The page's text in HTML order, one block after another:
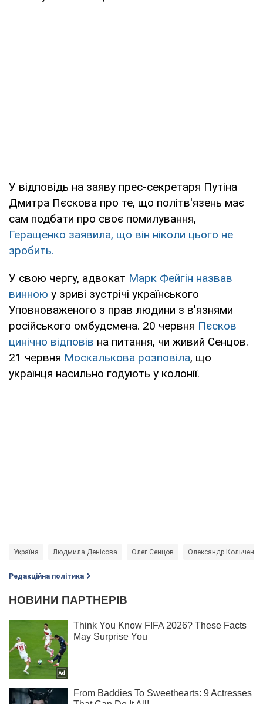
У відповідь на заяву прес-секретаря Путіна
Дмитра Пєскова про те, що політв'язень має
сам подбати про своє помилування,
Геращенко заявила, що він ніколи цього не
зробить.
У свою чергу, адвокат Марк Фейгін назвав
винною у зриві зустрічі українського
Уповноваженого з прав людини з в'язнями
російського омбудсмена. 20 червня Пєсков
цинічно відповів на питання, чи живий Сенцов.
21 червня Москалькова розповіла, що
українця насильно годують у колонії.
Україна Людмила Денісова Олег Сенцов Олександр Кольченко
Редакційна політика